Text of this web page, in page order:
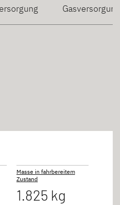
Gasversorgung
Masse in fahrbereitem
Zustand
1.825 kg